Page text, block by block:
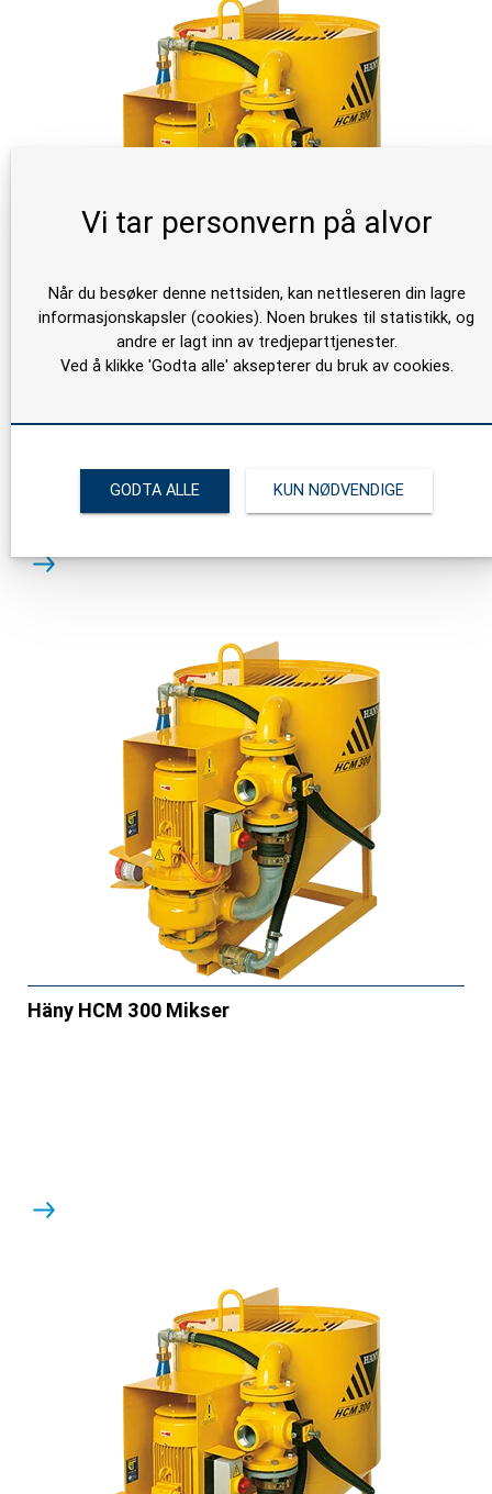
Häny HCM 100 Mikser
Häny HCM 300 Mikser
Vi tar personvern på alvor
Når du besøker denne nettsiden, kan nettleseren din lagre
informasjonskapsler (cookies). Noen brukes til statistikk, og
andre er lagt inn av tredjeparttjenester.
Ved å klikke 'Godta alle' aksepterer du bruk av cookies.
GODTA ALLE KUN NØDVENDIGE